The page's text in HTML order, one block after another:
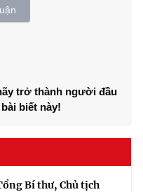
trở thành người đầu
biết này!
Bí thư, Chủ tịch